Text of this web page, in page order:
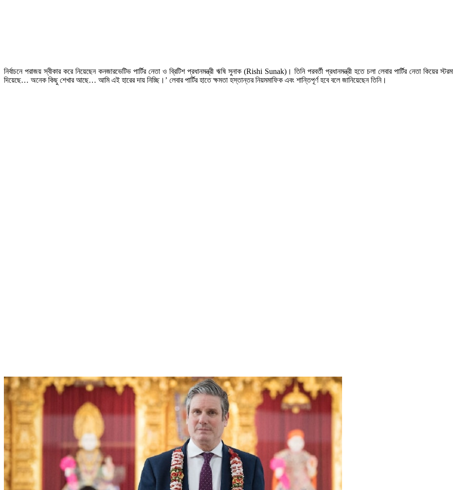
নির্বাচনে পরাজয় স্বীকার করে নিয়েছেন কনজারভেটিভ পার্টির নেতা ও ব্রিটিশ প্রধানমন্ত্রী ঋষি সুনাক (Rishi Sunak)। তিনি পরবর্তী প্রধানমন্ত্রী হতে চলা লেবার পার্টির নেতা
দিয়েছে… অনেক কিছু শেখার আছে… আমি এই হারের দায় নিচ্ছি।’ লেবার পার্টির হাতে ক্ষমতা হস্তান্তর নিয়মমাফিক এবং শান্তিপূর্ণ হবে বলে জানিয়েছেন তিনি।